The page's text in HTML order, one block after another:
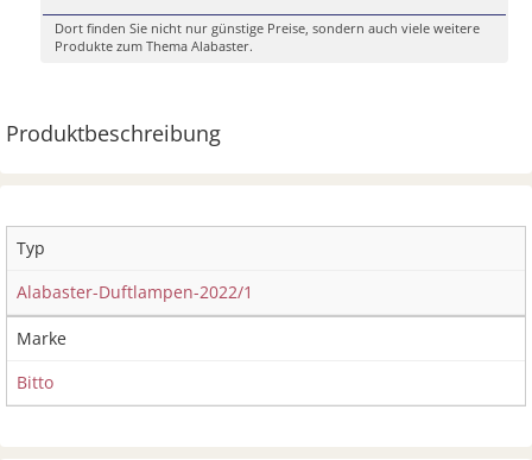
Dort finden Sie nicht nur günstige Preise, sondern auch viele weitere
Produkte zum Thema Alabaster.
Produktbeschreibung
Typ
Alabaster-Duftlampen-2022/1
Marke
Bitto